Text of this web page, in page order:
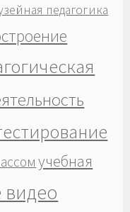
педагогика
учебная
видео